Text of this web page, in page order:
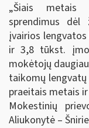
„Šiais metais
sprendimus dėl
įvairios
ir 3,8 tūkst.
mokėtojų
taikomų lengvatų
praeitais metais ir
Mokestinių
Aliukonytė –